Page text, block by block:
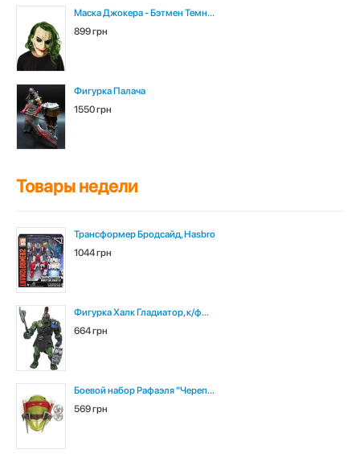
Маска Джокера - Бэтмен Темн...
899 грн
Фигурка Палача
1550 грн
Товары недели
Трансформер Бродсайд, Hasbro
1044 грн
Фигурка Халк Гладиатор, к/ф...
664 грн
Боевой набор Рафаэля "Череп...
569 грн